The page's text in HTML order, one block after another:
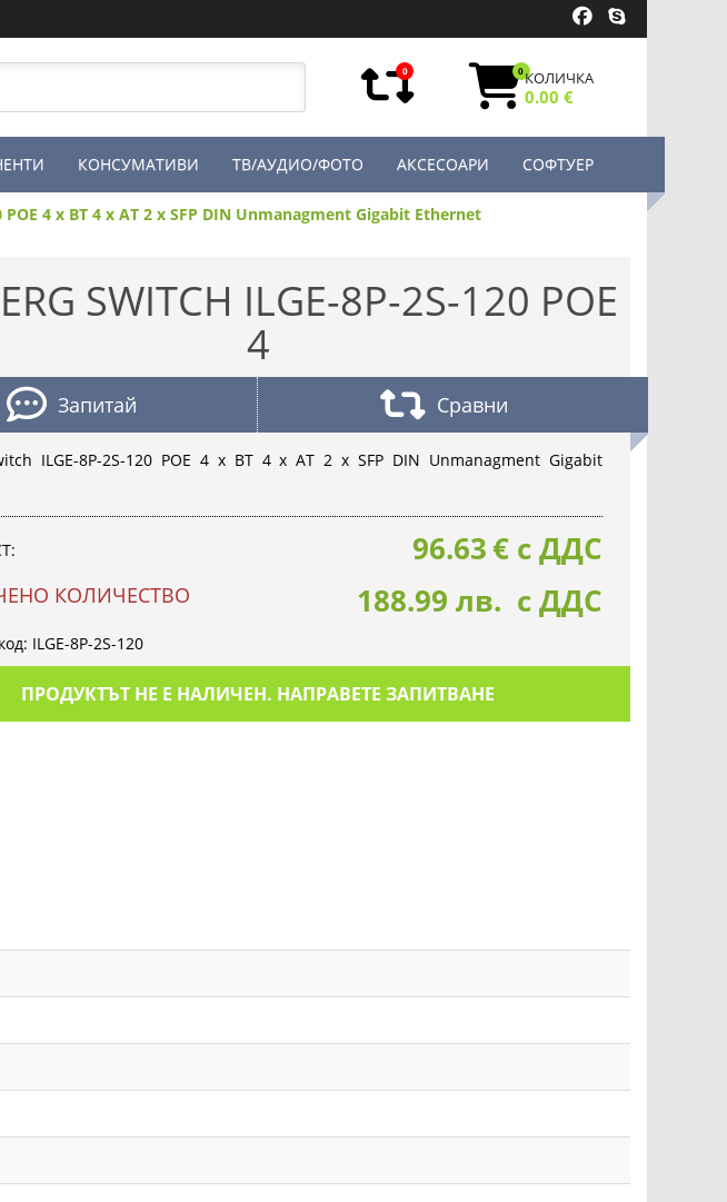
0 0КОЛИЧКА
0.00 €
КОНСУМАТИВИ ТВ/АУДИО/ФОТО АКСЕСОАРИ СОФТУЕР
POE 4 x BT 4 x AT 2 x SFP DIN Unmanagment Gigabit Ethernet
SWITCH ILGE-8P-2S-120 POE
4
Запитай Сравни
ILGE-8P-2S-120 POE 4 x BT 4 x AT 2 x SFP DIN Unmanagment Gigabit
КОЛИЧЕСТВО
96.63€ с ДДС
188.99 лв. с ДДС
ILGE-8P-2S-120
ПРОДУКТЪТ НЕ Е НАЛИЧЕН. НАПРАВЕТЕ ЗАПИТВАНЕ